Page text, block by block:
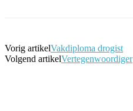
Vorig artikelVakdiploma drogist
Volgend artikelVertegenwoordiger